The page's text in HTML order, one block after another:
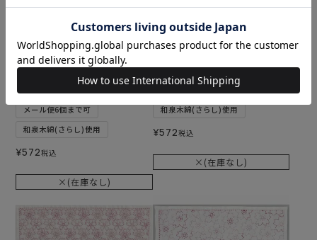
難易度：
刺し子 花小紋格子
メール便6個まで可
和泉木綿(さらし)使用
¥572税込
×(在庫なし)
難易度：
刺し子 デイジー
メール便6個まで可
和泉木綿(さらし)使用
¥572税込
×(在庫なし)